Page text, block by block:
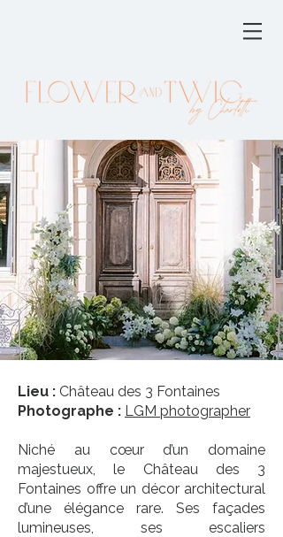
Lieu : Château des 3 Fontaines
Photographe : LGM photographer
Niché au cœur d’un domaine
majestueux, le Château des 3
Fontaines offre un décor architectural
d’une élégance rare. Ses façades
lumineuses, ses escaliers